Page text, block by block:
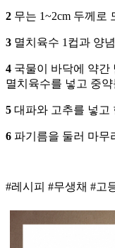
2 무는 1~2cm 두께로
3 멸치육수 1컵과 양
4 국물이 바닥에 약간
멸치육수를 넣고 중
5 대파와 고추를 넣고
6 파기름을 둘러 마무
#레시피 #무생채 #고